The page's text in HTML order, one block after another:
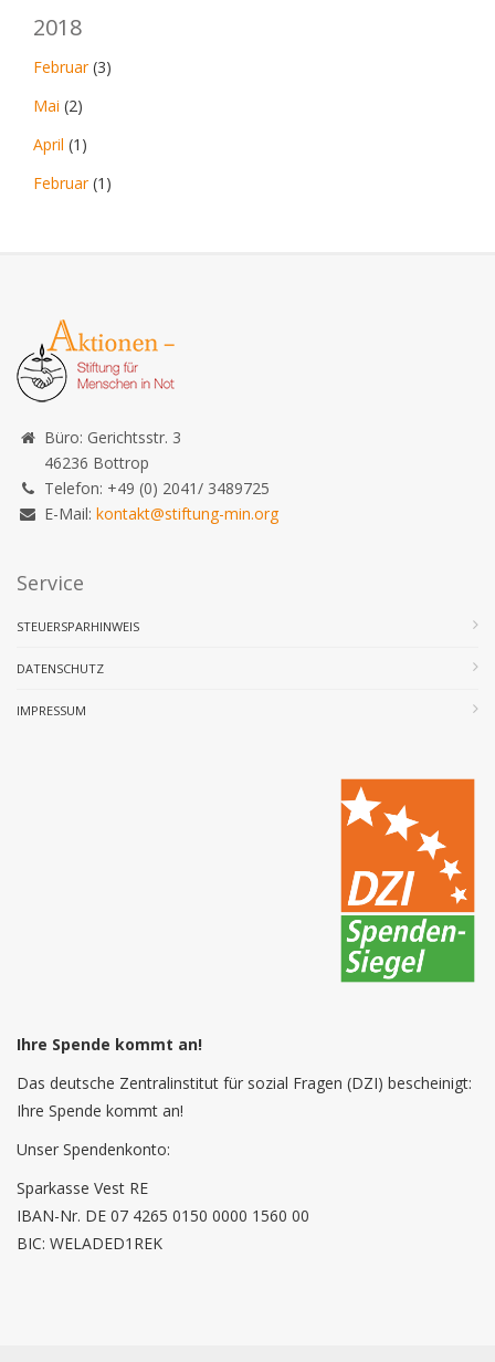
2018
Februar(3)
Mai (2)
April (1)
Februar(1)
Büro: Gerichtsstr. 3
46236 Bottrop
Telefon: +49 (0) 2041/ 3489725
E-Mail: kontakt@stiftung-min.org
Service
STEUERSPARHINWEIS
DATENSCHUTZ
IMPRESSUM
Ihre Spende kommt an!
Das deutsche Zentralinstitut für sozial Fragen (DZI) bescheinigt:
Ihre Spende kommt an!
Unser Spendenkonto:
Sparkasse Vest RE
IBAN-Nr. DE 07 4265 0150 0000 1560 00
BIC: WELADED1REK